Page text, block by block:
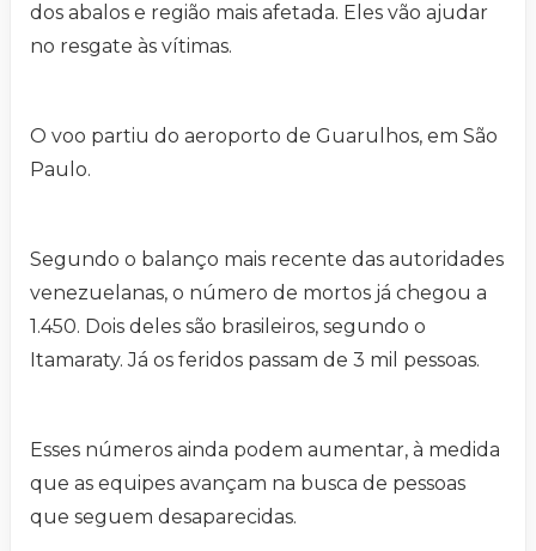
dos abalos e região mais afetada. Eles vão ajudar
no resgate às vítimas.
O voo partiu do aeroporto de Guarulhos, em São
Paulo.
Segundo o balanço mais recente das autoridades
venezuelanas, o número de mortos já chegou a
1.450. Dois deles são brasileiros, segundo o
Itamaraty. Já os feridos passam de 3 mil pessoas.
Esses números ainda podem aumentar, à medida
que as equipes avançam na busca de pessoas
que seguem desaparecidas.